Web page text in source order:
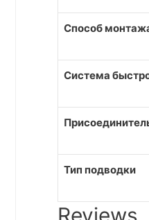
Способ
Система
Тип подводки